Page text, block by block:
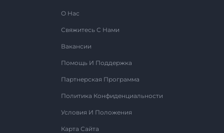
О Нас
Свяжитесь С Нами
Вакансии
Помощь И Поддержка
Партнерская Программа
Политика Конфиденциальности
Условия И Положения
Карта Сайта